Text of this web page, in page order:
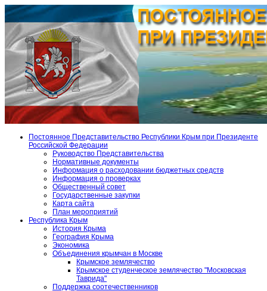
Постоянное Представительство Республики Крым при Президенте
Российской Федерации
Руководство Представительства
Нормативные документы
Информация о расходовании бюджетных средств
Информация о проверках
Общественный совет
Государственные закупки
Карта сайта
План мероприятий
Республика Крым
История Крыма
География Крыма
Экономика
Объединения крымчан в Москве
Крымское землячество
Крымское студенческое землячество "Московская
Таврида"
Поддержка соотечественников